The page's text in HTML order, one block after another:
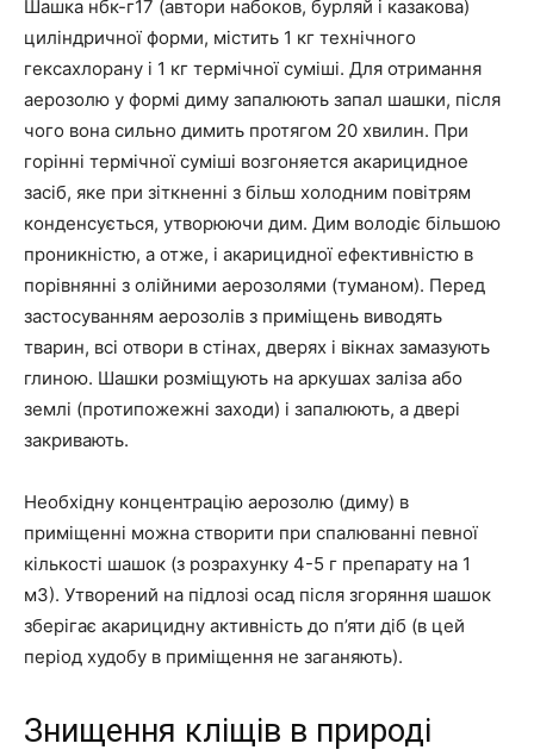
Шашка нбк-г17 (автори набоков, бурляй і казакова)
циліндричної форми, містить 1 кг технічного
гексахлорану і 1 кг термічної суміші. Для отримання
аерозолю у формі диму запалюють запал шашки, після
чого вона сильно димить протягом 20 хвилин. При
горінні термічної суміші возгоняется акарицидное
засіб, яке при зіткненні з більш холодним повітрям
конденсується, утворюючи дим. Дим володіє більшою
проникністю, а отже, і акарицидної ефективністю в
порівнянні з олійними аерозолями (туманом). Перед
застосуванням аерозолів з приміщень виводять
тварин, всі отвори в стінах, дверях і вікнах замазують
глиною. Шашки розміщують на аркушах заліза або
землі (протипожежні заходи) і запалюють, а двері
закривають.
Необхідну концентрацію аерозолю (диму) в
приміщенні можна створити при спалюванні певної
кількості шашок (з розрахунку 4-5 г препарату на 1
м3). Утворений на підлозі осад після згоряння шашок
зберігає акарицидну активність до п’яти діб (в цей
період худобу в приміщення не заганяють).
Знищення кліщів в природі